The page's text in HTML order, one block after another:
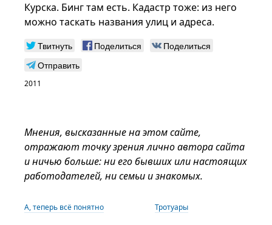
Курска. Бинг там есть. Кадастр тоже: из него
можно таскать названия улиц и адреса.
Твитнуть Поделиться
Поделиться
Отправить
2011
Мнения, высказанные на этом сайте,
отражают точку зрения лично автора сайта
и ничью больше: ни его бывших или настоящих
работодателей, ни семьи и знакомых.
А, теперь всё понятно Тротуары